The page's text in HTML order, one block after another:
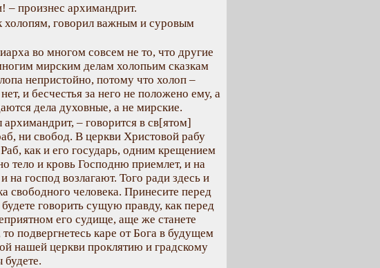
– произнес архимандрит.
холопям, говорил важным и суровым
во многом совсем не то, что другие
мирским делам холопьим сказкам
непристойно, потому что холоп –
и бесчестья за него не положено ему, а
дела духовные, а не мирские.
– говорится в св[ятом]
ни свобод. В церкви Христовой рабу
как и его государь, одним крещением
тело и кровь Господню приемлет, и на
на господ возлагают. Того ради здесь и
свободного человека. Принесите перед
говорить сущую правду, как перед
его судище, аще же станете
то подвергнетесь каре от Бога в будущем
нашей церкви проклятию и градскому